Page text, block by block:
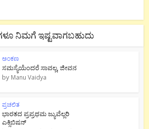
ನಿಮಗೆ ಇಷ್ಟವಾಗಬಹುದು
ಅಂಕಣ
ಸಮಸ್ಯೆಯೆಂದರೆ ಸಾವಲ್ಲ, ಜೀವನ
by Manu Vaidya
ಪ್ರಚಲಿತ
ಭಾರತದ ಪ್ರಪ್ರಥಮ ಜ್ಯುವೆಲ್ಲರಿ
ಎಕ್ಸಿಬಿಷನ್